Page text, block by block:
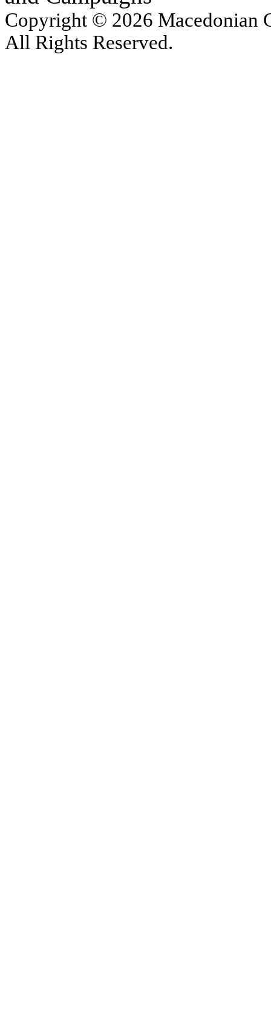
Copyright © 2026 Macedonian
All Rights Reserved.